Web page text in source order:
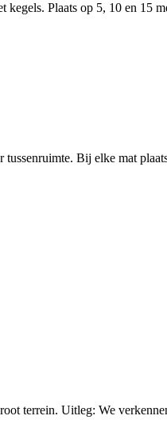
Plaats op 5, 10 en 15
Bij elke mat
terrein. Uitleg: We